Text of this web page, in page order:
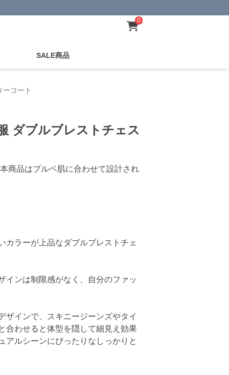
0
SALE商品
ーコート
ダブルブレストチェス
本商品はブルベ肌に合わせて設計され
カラーが上品なダブルブレストチェ
インは制限感がなく、自分のファッ
ザインで、スキニージーンズやタイ
合わせると体型を隠して細見え効果
アルシーンにぴったりなしっかりと